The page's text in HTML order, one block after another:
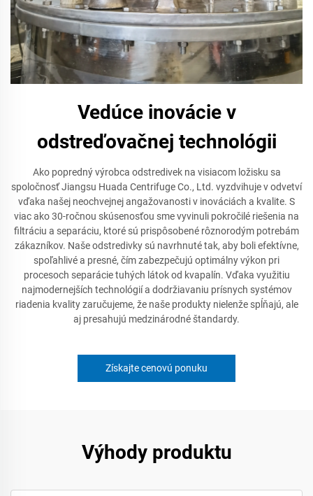
Vedúce inovácie v
odstreďovačnej technológii
Ako popredný výrobca odstredivek na visiacom ložisku sa
spoločnosť Jiangsu Huada Centrifuge Co., Ltd. vyzdvihuje v odvetví
vďaka našej neochvejnej angažovanosti v inováciách a kvalite. S
viac ako 30-ročnou skúsenosťou sme vyvinuli pokročilé riešenia na
filtráciu a separáciu, ktoré sú prispôsobené rôznorodým potrebám
zákazníkov. Naše odstredivky sú navrhnuté tak, aby boli efektívne,
spoľahlivé a presné, čím zabezpečujú optimálny výkon pri
procesoch separácie tuhých látok od kvapalín. Vďaka využitiu
najmodernejších technológií a dodržiavaniu prísnych systémov
riadenia kvality zaručujeme, že naše produkty nielenže spĺňajú, ale
aj presahujú medzinárodné štandardy.
Získajte cenovú ponuku
Výhody produktu